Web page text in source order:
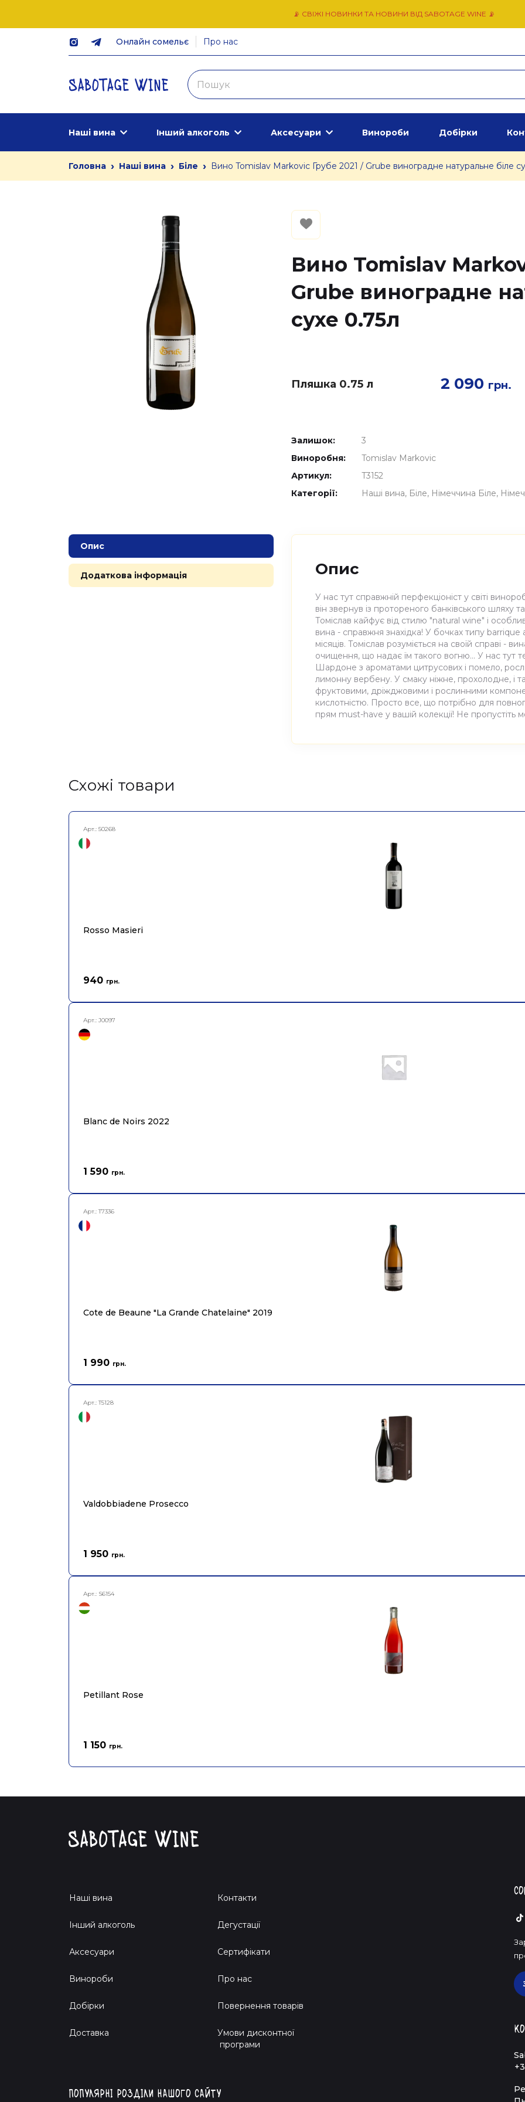
📡 СВІЖІ НОВИНКИ ТА НОВИНИ ВІД SABOTAGE WINE 📡
Онлайн сомельє Про нас
Наші вина Інший алкоголь Аксесуари Винороби Добірки
Головна › Наші вина › Біле › Вино Tomislav Markovic Грубе 2021 / Grube виноградне натуральне біле
Вино Tomislav
Grube виноградне
сухе 0.75л
Пляшка 0.75 л 2 090 грн.
Залишок:
3
Виноробня:
Tomislav Markovic
Артикул:
T3152
Категорії:
Наші вина Біле Німеччина Біле
Опис
Додаткова інформація Опис
У нас тут справжній перфекціоніст у світі
він звернув із протореного банківського шляху
Томіслав кайфує від стилю "natural wine" і
вина - справжня знахідка! У бочках типу
місяців. Томіслав розуміється на своїй справі -
очищення, що надає їм такого вогню... У нас тут
Шардоне з ароматами цитрусових і помело,
лимонну вербену. У смаку ніжне, прохолодне, і
фруктовими, дріжджовими і рослинними
кислотністю. Просто все, що потрібно для
прям must-have у вашій колекції! Не пропустіть
Cхожі товари
Арт.: 50268
Rosso Masieri
940 грн.
Арт.: J0097
Blanc de Noirs 2022
1 590 грн.
Арт.:T7336
Cote de Beaune "La Grande Chatelaine" 2019
1 990 грн.
Арт.:T5128
Valdobbiadene Prosecco
1 950 грн.
Арт.: S6154
Petillant Rose
1 150 грн.
Наші вина
Інший алкоголь
Аксесуари
Винороби
Добірки
Доставка
Контакти
Дегустації
Сертифікати
Про нас
Повернення товарів
Умови дисконтної
програми
Популярні розділи нашого сайту